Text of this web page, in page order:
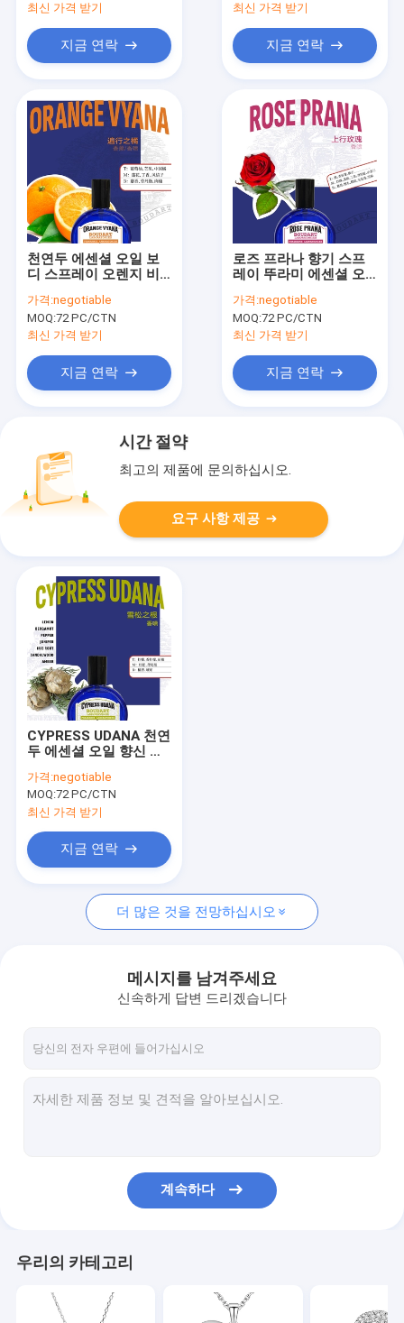
제품
우리에 대하여
최신 가격 받기
지금 연락
최신 가격 받기
지금 연락
천연두 에센셜 오일 보
디 스프레이 오렌지 비
중 향수
가격:negotiable
MOQ:72 PC/CTN
최신 가격 받기
지금 연락
로즈 프라나 향기 스프
레이 뚜라미 에센셜 오
OEM 도매 향수 향수 기
름 농축
가격:negotiable
MOQ:72 PC/CTN
최신 가격 받기
지금 연락
시간 절약
최고의 제품에 문의하십시오.
요구 사항 제공
CYPRESS UDANA 천연
두 에센셜 오일 향신 스
루 디자인 스타일
가격:negotiable
MOQ:72 PC/CTN
최신 가격 받기
지금 연락
더 많은 것을 전망하십시오
메시지를 남겨주세요
신속하게 답변 드리겠습니다
계속하다
우리의 카테고리